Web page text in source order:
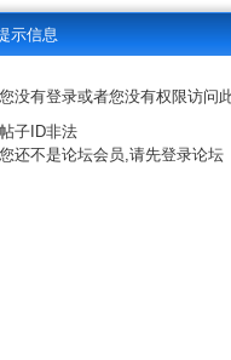
示信息
您没有登录或者您没有权限访问
帖子ID非法
您还不是论坛会员,请先登录论坛